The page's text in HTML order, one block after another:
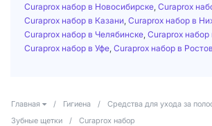
Curaprox набор в Новосибирске Curaprox
Curaprox набор в Казани Curaprox набор в
Curaprox набор в Челябинске Curaprox
Curaprox набор в Уфе Curaprox набор в
Главная / Гигиена / Средства для ухода за
Зубные щетки
/ Curaprox набор